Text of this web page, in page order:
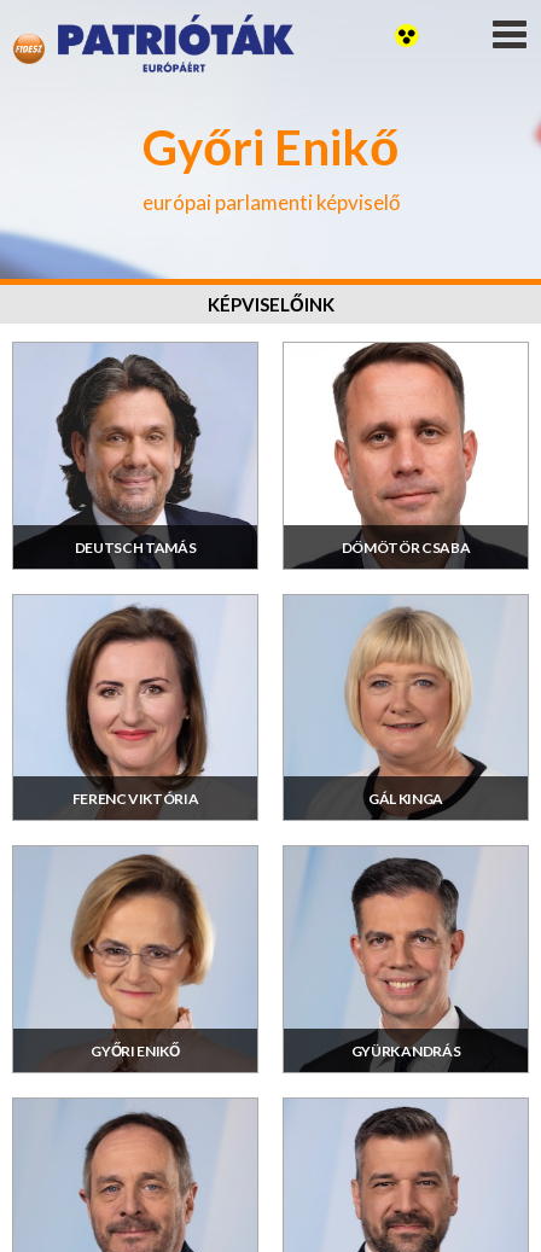
Győri Enikő
európai parlamenti képviselő
KÉPVISELŐINK
DEUTSCH TAMÁS DÖMÖTÖR CSABA
FERENC VIKTÓRIA GÁL KINGA
GYŐRI ENIKŐ GYÜRK ANDRÁS